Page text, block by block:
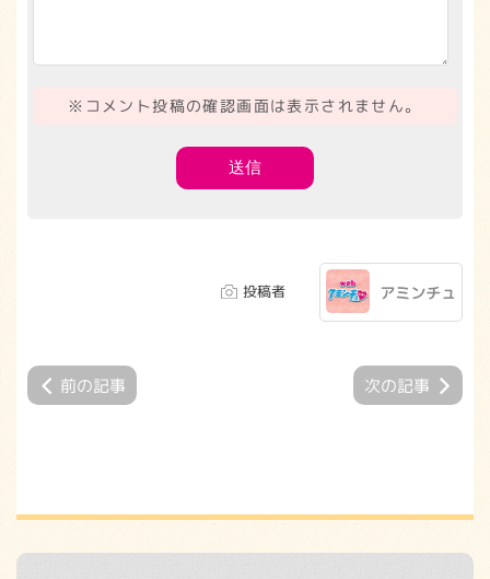
※コメント投稿の確認画面は表示されません。
投稿者 アミンチュ
前の記事 次の記事